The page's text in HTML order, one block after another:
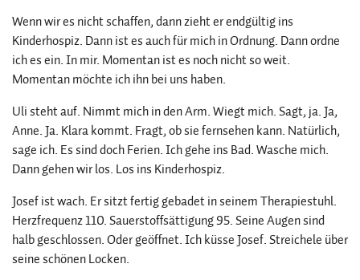
Wenn wir es nicht schaffen, dann zieht er endgültig ins
Kinderhospiz. Dann ist es auch für mich in Ordnung. Dann ordne
ich es ein. In mir. Momentan ist es noch nicht so weit.
Momentan möchte ich ihn bei uns haben.
Uli steht auf. Nimmt mich in den Arm. Wiegt mich. Sagt, ja. Ja,
Anne. Ja. Klara kommt. Fragt, ob sie fernsehen kann. Natürlich,
sage ich. Es sind doch Ferien. Ich gehe ins Bad. Wasche mich.
Dann gehen wir los. Los ins Kinderhospiz.
Josef ist wach. Er sitzt fertig gebadet in seinem Therapiestuhl.
Herzfrequenz 110. Sauerstoffsättigung 95. Seine Augen sind
halb geschlossen. Oder geöffnet. Ich küsse Josef. Streichele über
seine schönen Locken.